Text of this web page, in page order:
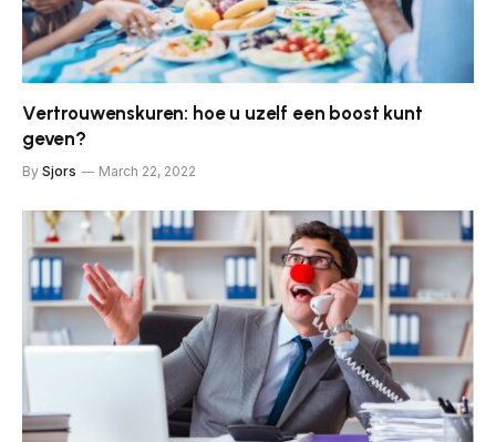
Vertrouwenskuren: hoe u uzelf een boost kunt
geven?
By Sjors March 22, 2022